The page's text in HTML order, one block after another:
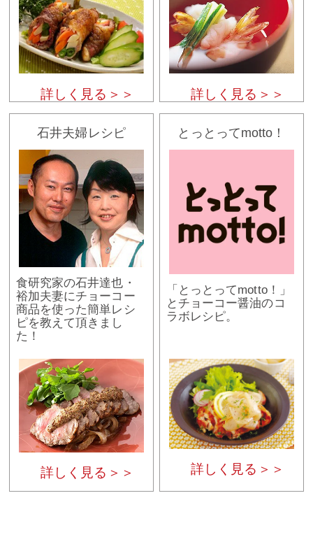
詳しく見る＞＞ 詳しく見る＞＞
石井夫婦レシピ
食研究家の石井達也・
裕加夫妻にチョーコー
商品を使った簡単レシ
ピを教えて頂きまし
た！
詳しく見る＞＞
とっとってmotto！
「とっとってmotto！」
とチョーコー醤油のコ
ラボレシピ。
詳しく見る＞＞